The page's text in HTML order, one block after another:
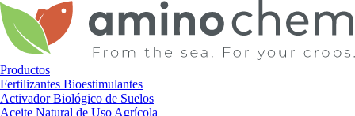
Ir
al
contenido
Productos
Fertilizantes Bioestimulantes
Activador Biológico de Suelos
Aceite Natural de Uso Agrícola